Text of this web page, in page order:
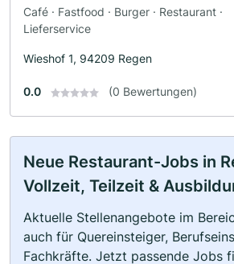
Café · Fastfood · Burger · Restaurant ·
Lieferservice
Wieshof 1, 94209 Regen
0.0 (0 Bewertungen)
Neue Restaurant-Jobs in
Vollzeit, Teilzeit &
Aktuelle Stellenangebote im
auch für Quereinsteiger,
Fachkräfte. Jetzt passende Jobs